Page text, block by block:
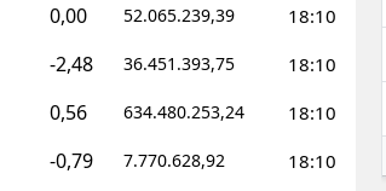
0,00 52.065.239,39 18:10
-2,48 36.451.393,75 18:10
0,56 634.480.253,24 18:10
-0,79 7.770.628,92 18:10